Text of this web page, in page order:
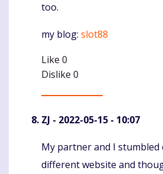
too.
my blog: slot88
Like 0
Dislike 0
ZJ - 2022-05-15 - 10:07
Komentaras
My partner and I stumbled
different website and